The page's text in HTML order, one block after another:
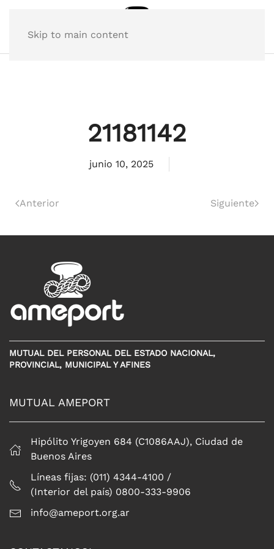
Skip to main content
21181142
junio 10, 2025
Anterior Siguiente
MUTUAL DEL PERSONAL DEL ESTADO NACIONAL,
PROVINCIAL, MUNICIPAL Y AFINES
MUTUAL AMEPORT
Hipólito Yrigoyen 684 (C1086AAJ), Ciudad de
Buenos Aires
Líneas fijas: (011) 4344-4100 /
(Interior del país) 0800-333-9906
info@ameport.org.ar